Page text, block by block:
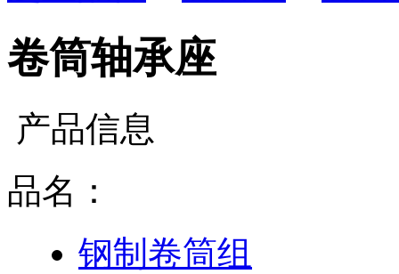
卷筒轴承座
产品信息
品名：
钢制卷筒组